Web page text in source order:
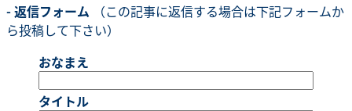
- 返信フォーム （この記事に返信する場合は下記フォームか
ら投稿して下さい）
おなまえ
タイトル